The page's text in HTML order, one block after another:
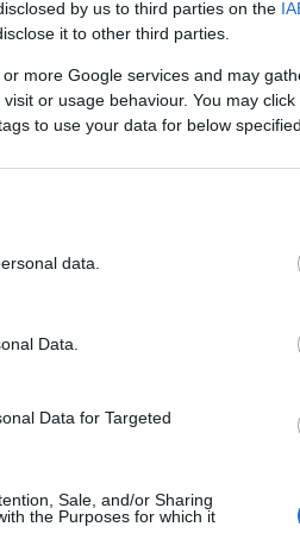
by us to third parties on the
it to other third parties.
more Google services and may
or usage behaviour. You may
to use your data for below
data.
Data.
Data for Targeted
Sale, and/or Sharing
the Purposes for which it
A
A
Válasz erre